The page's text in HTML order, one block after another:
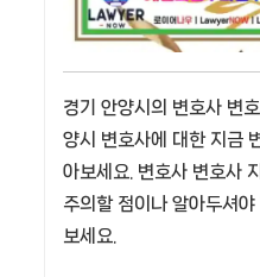
경기 안양시의 변호사 변
양시 변호사에 대한 지금
아보세요. 변호사 변호사
주의할 점이나 알아두셔
보세요.